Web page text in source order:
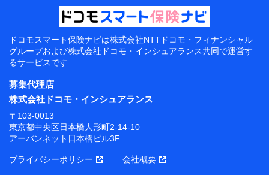
ドコモスマート保険ナビは株式会社NTTドコモ・フィナンシャル
グループおよび株式会社ドコモ・インシュアランス共同で運営す
るサービスです
募集代理店
株式会社ドコモ・インシュアランス
〒103-0013
東京都中央区日本橋人形町2-14-10
アーバンネット日本橋ビル3F
プライバシーポリシー 会社概要